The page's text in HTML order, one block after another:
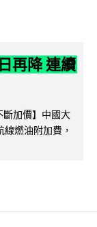
再降 連續
斷加價】中國大
燃油附加費，